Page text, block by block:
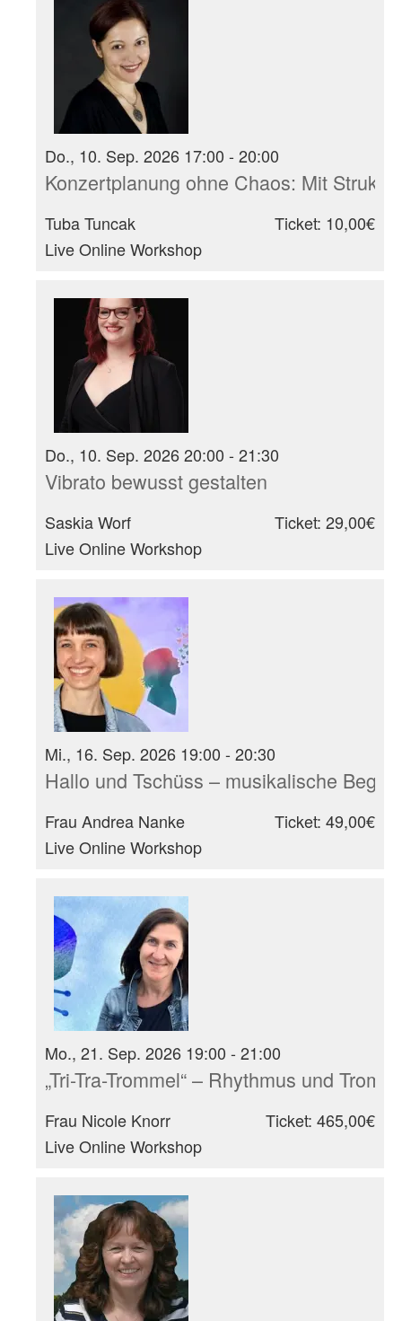
Do., 10. Sep. 2026 17:00 - 20:00
Konzertplanung ohne Chaos: Mit
Tuba Tuncak
Live Online Workshop
Ticket: 10,00€
Do., 10. Sep. 2026 20:00 - 21:30
Vibrato bewusst gestalten
Saskia Worf
Live Online Workshop
Ticket: 29,00€
Mi., 16. Sep. 2026 19:00 - 20:30
Hallo und Tschüss – musikalische
Frau Andrea Nanke
Live Online Workshop
Ticket: 49,00€
Mo., 21. Sep. 2026 19:00 - 21:00
„Tri-Tra-Trommel“ – Rhythmus und
Frau Nicole Knorr
Live Online Workshop
Ticket: 465,00€